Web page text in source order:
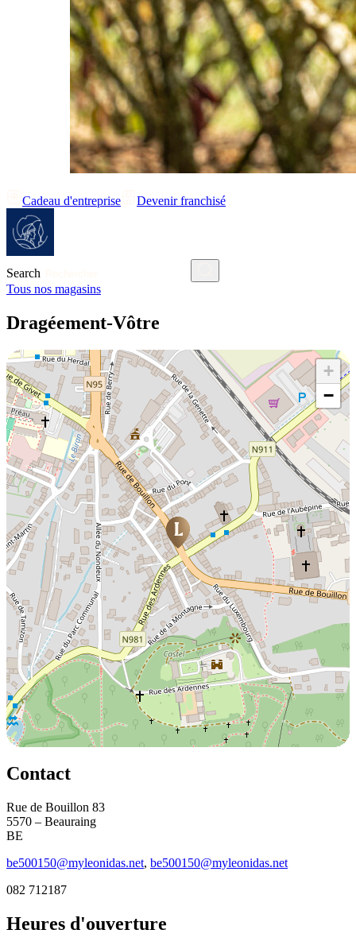
Cadeau d'entreprise Devenir franchisé
Search
Tous nos magasins
Dragéement-Vôtre
+
−
Contact
Rue de Bouillon 83
5570 – Beauraing
BE
be500150@myleonidas.net, be500150@myleonidas.net
082 712187
Heures d'ouverture